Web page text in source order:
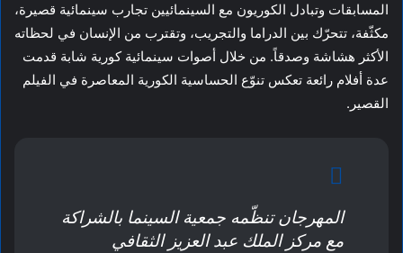
المسابقات وتبادل الكوريون مع السينمائيين تجارب سينمائية قصيرة،
مكثّفة، تتحرّك بين الدراما والتجريب، وتقترب من الإنسان في لحظاته
الأكثر هشاشة وصدقاً. من خلال أصوات سينمائية كورية شابة قدمت
عدة أفلام رائعة تعكس تنوّع الحساسية الكورية المعاصرة في الفيلم
القصير.
المهرجان تنظّمه جمعية السينما بالشراكة
مع مركز الملك عبد العزيز الثقافي